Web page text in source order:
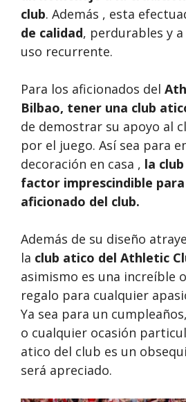
club. Además , esta
de calidad, perdurables y
uso recurrente.
Para los aficionados del
Bilbao, tener una club
de demostrar su apoyo al
por el juego. Así sea para
decoración en casa , la
factor imprescindible
aficionado del club.
Además de su diseño
la club atico del Athletic
asimismo es una increíble
regalo para cualquier
Ya sea para un
o cualquier ocasión
atico del club es un
será apreciado.